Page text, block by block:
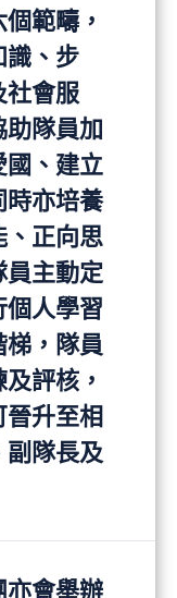
範疇，
、步
會服
隊員加
、建立
亦培養
正向思
主動定
人學習
，隊員
評核，
升至相
隊長及